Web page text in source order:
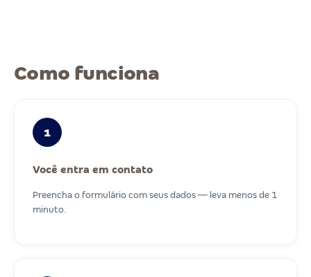
Como funciona
1
Você entra em contato
Preencha o formulário com seus dados — leva menos de 1
minuto.